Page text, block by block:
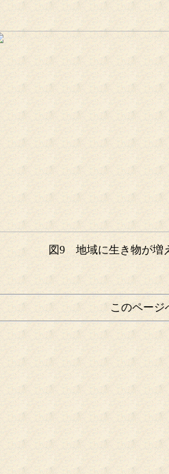
図9 地域に生き物が増
このページ